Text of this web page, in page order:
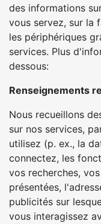
des informations
vous servez, sur la
les périphériques
services. Plus
dessous:
Renseignements
Nous recueillons
sur nos services,
utilisez (p. ex., la
connectez, les
vos recherches,
présentées,
publicités sur
vous interagissez